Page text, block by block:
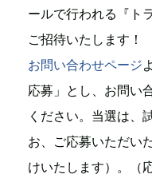
ールで行われる『ト
ご招待いたします！
お問い合わせページ
応募」とし、お問い
ください。当選は、
お、ご応募いただい
けいたします）。（